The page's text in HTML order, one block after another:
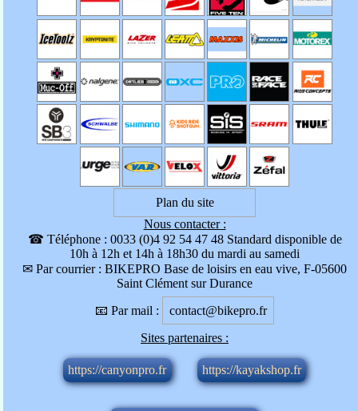
Plan du site
Nous contacter :
☎ Téléphone : 0033 (0)4 92 54 47 48 Standard disponible de
10h à 12h et 14h à 18h30 du mardi au samedi
✉ Par courrier : BIKEPRO Base de loisirs en eau vive, F-05600
Saint Clément sur Durance
📧 Par mail :
contact@bikepro.fr
Sites partenaires :
https://canyonpro.fr https://kayakshop.fr